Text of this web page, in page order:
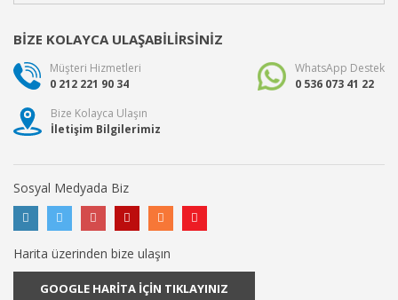
BİZE KOLAYCA ULAŞABİLİRSİNİZ
Müşteri Hizmetleri
0 212 221 90 34
WhatsApp Destek
0 536 073 41 22
Bize Kolayca Ulaşın
İletişim Bilgilerimiz
Sosyal Medyada Biz
Harita üzerinden bize ulaşın
GOOGLE HARİTA İÇİN TIKLAYINIZ